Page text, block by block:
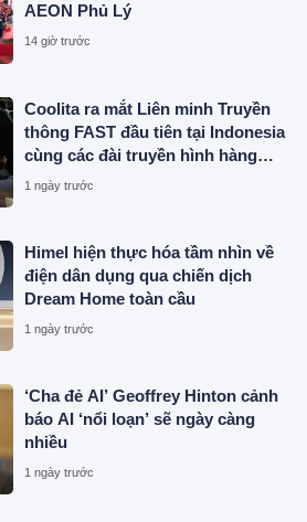
AEON Phủ Lý
14 giờ trước
Coolita ra mắt Liên minh Truyền
thông FAST đầu tiên tại Indonesia
cùng các đài truyền hình hàng
đầu
1 ngày trước
Himel hiện thực hóa tầm nhìn về
điện dân dụng qua chiến dịch
Dream Home toàn cầu
1 ngày trước
‘Cha đẻ AI’ Geoffrey Hinton cảnh
báo AI ‘nổi loạn’ sẽ ngày càng
nhiều
1 ngày trước